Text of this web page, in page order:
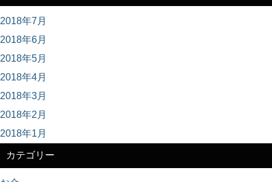
2018年7月
2018年6月
2018年5月
2018年4月
2018年3月
2018年2月
2018年1月
カテゴリー